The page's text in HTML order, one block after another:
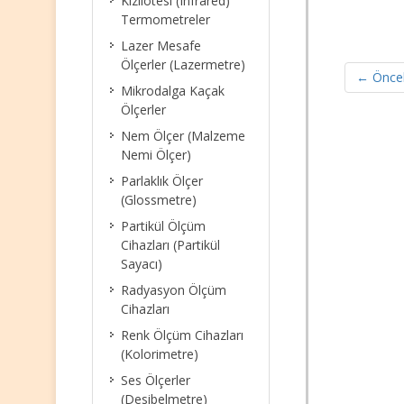
←
Termometreler
Lazer Mesafe
Ölçerler (Lazermetre)
Mikrodalga Kaçak
Ölçerler
Nem Ölçer (Malzeme
Nemi Ölçer)
Parlaklık Ölçer
(Glossmetre)
Partikül Ölçüm
Cihazları (Partikül
Sayacı)
Radyasyon Ölçüm
Cihazları
Renk Ölçüm Cihazları
(Kolorimetre)
Ses Ölçerler
(Desibelmetre)